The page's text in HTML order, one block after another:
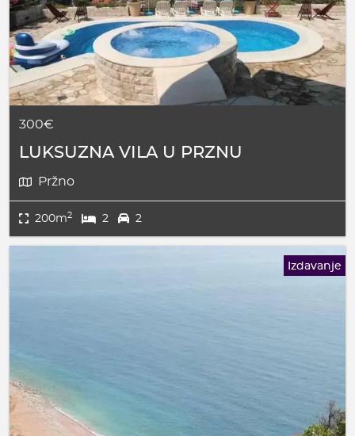
300€
LUKSUZNA VILA U PRZNU
Pržno
200m2 2 2
Izdavanje